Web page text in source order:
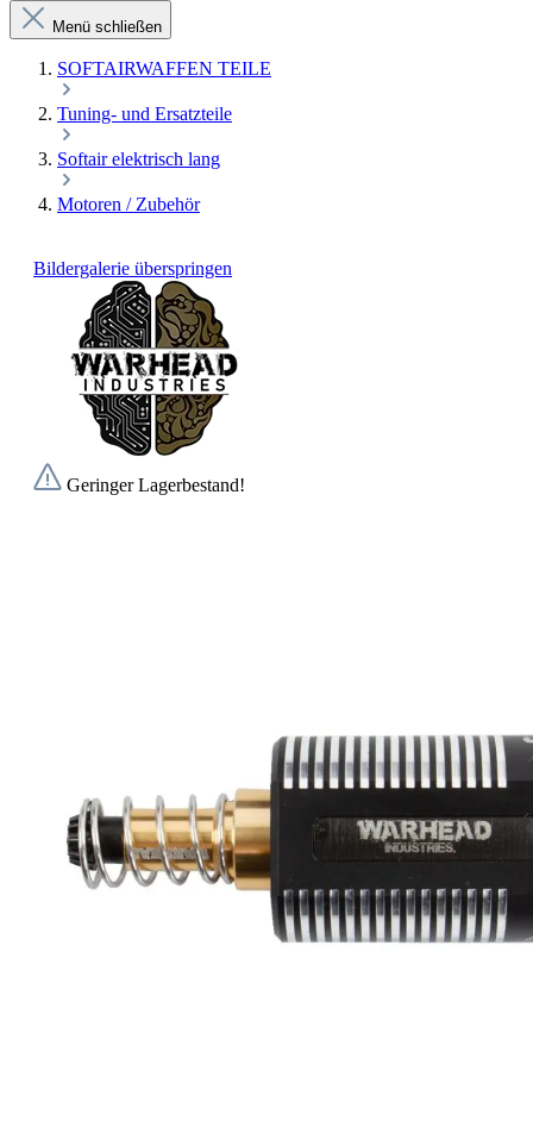
Menü schließen
SOFTAIRWAFFEN TEILE
Tuning- und Ersatzteile
Softair elektrisch lang
Motoren / Zubehör
Bildergalerie überspringen
Geringer Lagerbestand!